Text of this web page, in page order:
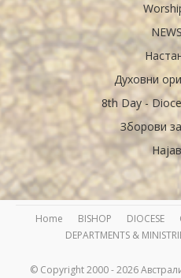
Духовни
8th Day -
Зборови
Home BISHOP DIOCESE
DEPARTMENTS &
© Copyright 2000 - 2026